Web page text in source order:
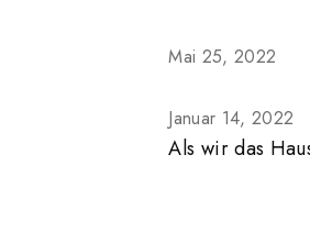
Mai 25, 2022
Januar 14, 2022
Als wir das